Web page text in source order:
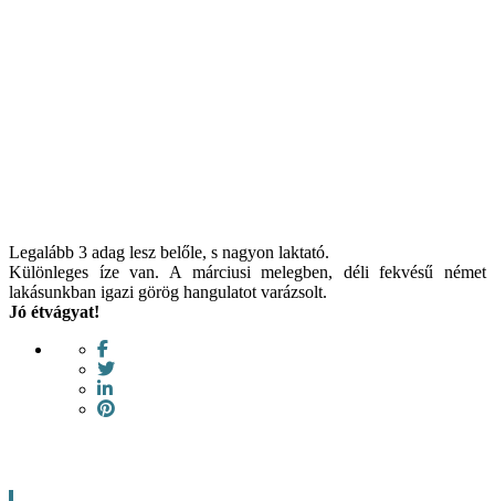
Legalább 3 adag lesz belőle, s nagyon laktató.
Különleges íze van. A márciusi melegben, déli fekvésű német
lakásunkban igazi görög hangulatot varázsolt.
Jó étvágyat!